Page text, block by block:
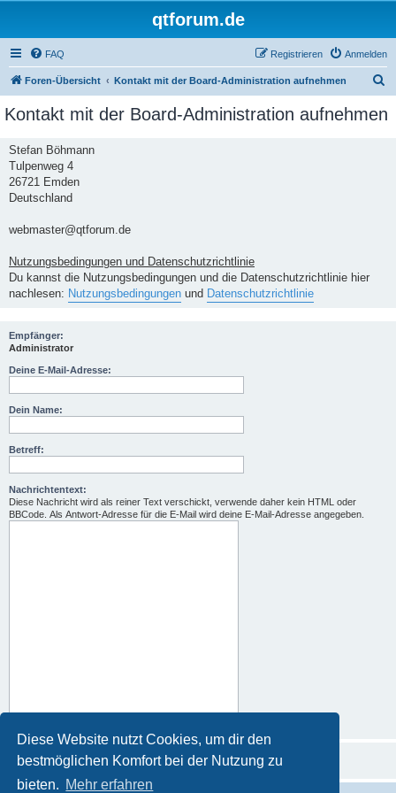
Diese Website nutzt Cookies, um dir den
bestmöglichen Komfort bei der Nutzung zu
bieten. Mehr erfahren
qtforum.de
FAQ Anmelden
Registrieren
Foren-Übersicht Kontakt mit der Board-Administration aufnehmen
c
Kontakt mit der Board-Administration aufnehmen
Stefan Böhmann
Tulpenweg 4
26721 Emden
Deutschland
webmaster@qtforum.de
Nutzungsbedingungen und Datenschutzrichtlinie
Du kannst die Nutzungsbedingungen und die Datenschutzrichtlinie hier
nachlesen: Nutzungsbedingungen und Datenschutzrichtlinie
Empfänger:
Administrator
Deine E-Mail-Adresse:
Dein Name:
Betreff:
Nachrichtentext:
Diese Nachricht wird als reiner Text verschickt, verwende daher kein HTML oder
BBCode. Als Antwort-Adresse für die E-Mail wird deine E-Mail-Adresse angegeben.